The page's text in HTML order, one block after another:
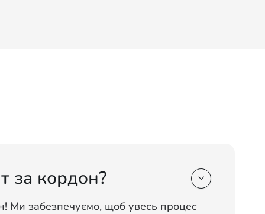
за кордон? 
Ми забезпечуємо, щоб увесь процес